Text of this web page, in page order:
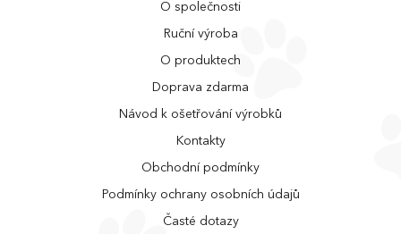
O společnosti
Ruční výroba
O produktech
Doprava zdarma
Návod k ošetřování výrobků
Kontakty
Obchodní podmínky
Podmínky ochrany osobních údajů
Časté dotazy